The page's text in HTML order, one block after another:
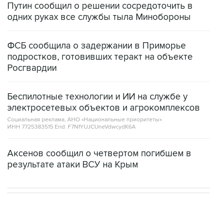
Путин сообщил о решении сосредоточить в
одних руках все службы тыла Минобороны
ФСБ сообщила о задержании в Приморье
подростков, готовивших теракт на объекте
Росгвардии
Беспилотные технологии и ИИ на службе у
электросетевых объектов и агрокомплексов
Социальная реклама, АНО «Национальные приоритеты».
ИНН 7725383515 Erid: F7NfYUJCUneVdwcydK6A
Аксенов сообщил о четвертом погибшем в
результате атаки ВСУ на Крым